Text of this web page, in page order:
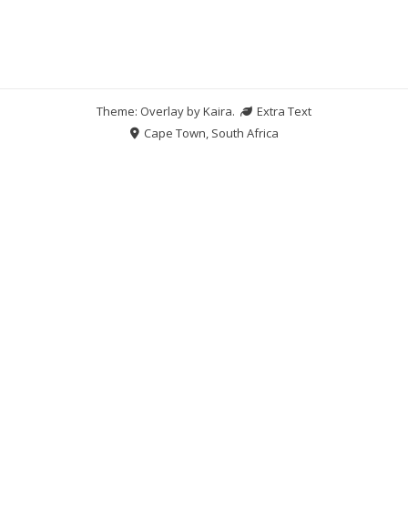
Theme: Overlay byKaira.
Extra Text
Cape Town, South Africa